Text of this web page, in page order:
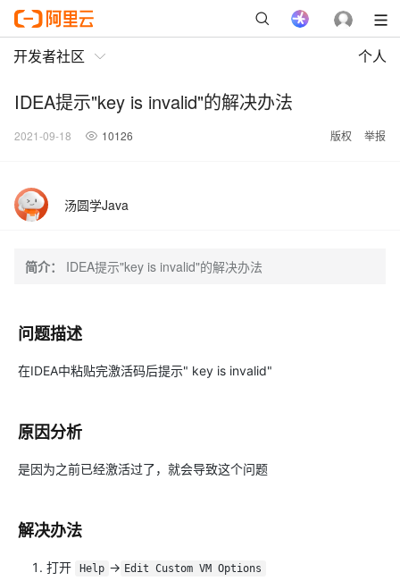
开发者社区 个人
IDEA提示"key is invalid"的解决办法
2021-09-18 10126 版权 举报
汤圆学Java
简介： IDEA提示"key is invalid"的解决办法
问题描述
在IDEA中粘贴完激活码后提示" key is invalid"
原因分析
是因为之前已经激活过了，就会导致这个问题
解决办法
打开 Help -> Edit Custom VM Options